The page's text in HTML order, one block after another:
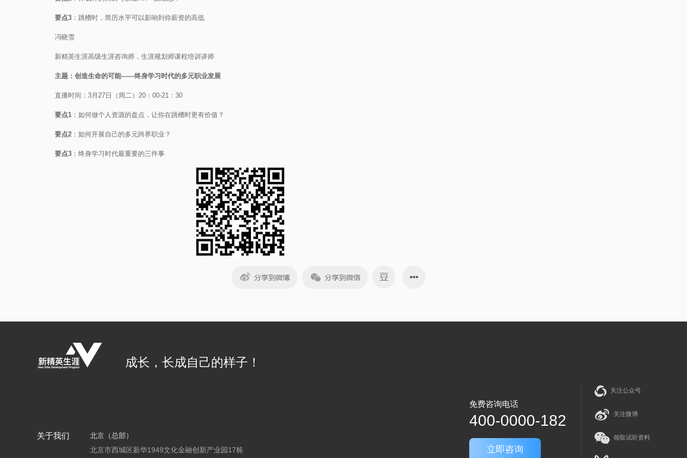
要点3：跳槽时，简历水平可以影响到你薪资的高低
冯晓雪
新精英生涯高级生涯咨询师，生涯规划师课程培训讲师
主题：创造生命的可能——终身学习时代的多元职业发展
直播时间：3月27日（周二）20：00-21：30
要点1：如何做个人资源的盘点，让你在跳槽时更有价值？
要点2：如何开展自己的多元跨界职业？
要点3：终身学习时代最重要的三件事
成长，长成自己的样子！
关于我们
北京（总部）
北京市西城区新华1949文化金融创新产业园17栋
免费咨询电话
400-0000-182
立即咨询
关注公众号
关注微博
领取试听资料